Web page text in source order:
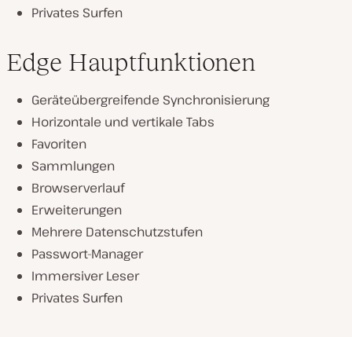
Privates Surfen
Edge Hauptfunktionen
Geräteübergreifende Synchronisierung
Horizontale und vertikale Tabs
Favoriten
Sammlungen
Browserverlauf
Erweiterungen
Mehrere Datenschutzstufen
Passwort-Manager
Immersiver Leser
Privates Surfen